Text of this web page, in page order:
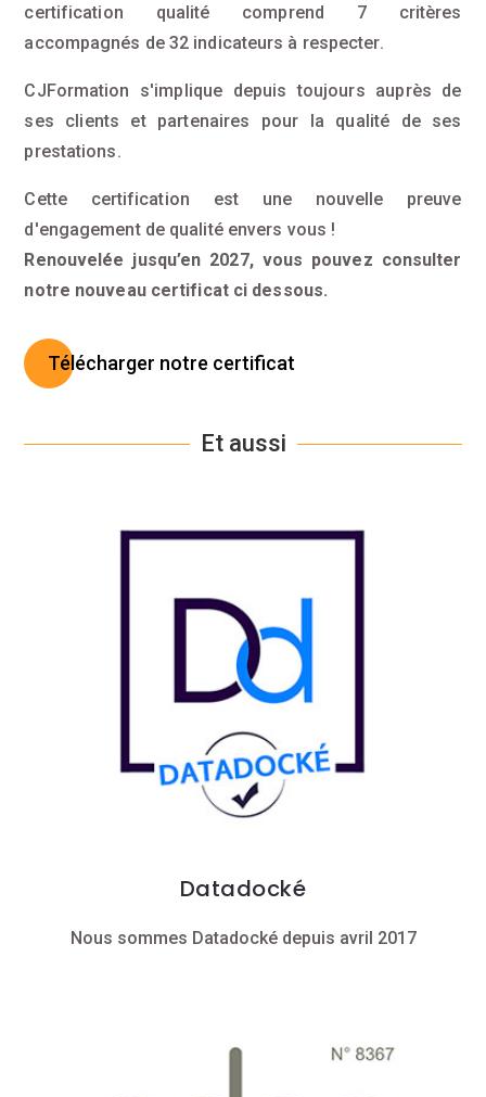
certification qualité comprend 7 critères
accompagnés de 32 indicateurs à respecter.
CJFormation s'implique depuis toujours auprès de
ses clients et partenaires pour la qualité de ses
prestations.
Cette certification est une nouvelle preuve
d'engagement de qualité envers vous !
Renouvelée jusqu’en 2027, vous pouvez consulter
notre nouveau certificat ci dessous.
Télécharger notre certificat
Et aussi
Datadocké
Nous sommes Datadocké depuis avril 2017